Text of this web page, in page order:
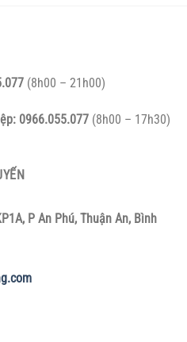
(8h00 – 21h00)
0966.055.077 (8h00 – 17h30)
P An Phú, Thuận An, Bình